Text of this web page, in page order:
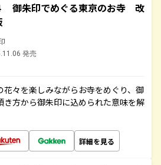
御朱印でめぐる東京のお寺 改
発売
々を楽しみながらお寺をめぐり、御
き方から御朱印に込められた意味を解
詳細を見る